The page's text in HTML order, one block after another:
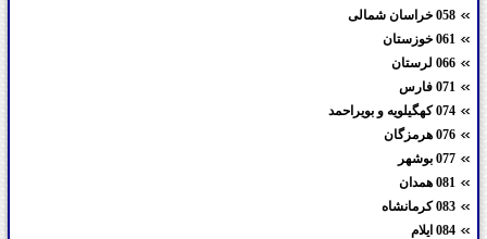
058 خراسان شمالی
061 خوزستان
066 لرستان
071 فارس
074 کهگیلویه و بویراحمد
076 هرمزگان
077 بوشهر
081 همدان
083 کرمانشاه
084 ایلام